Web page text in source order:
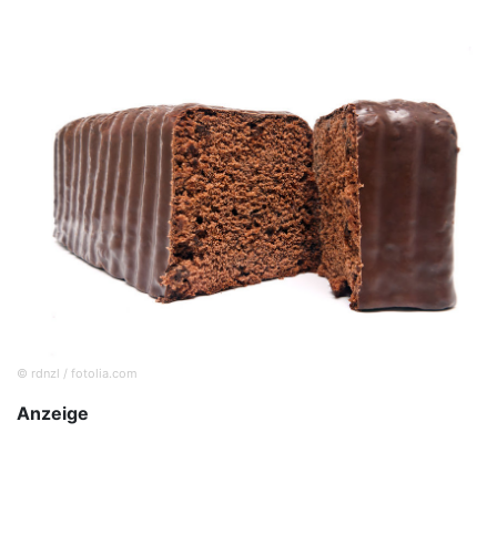
© rdnzl / fotolia.com
Anzeige